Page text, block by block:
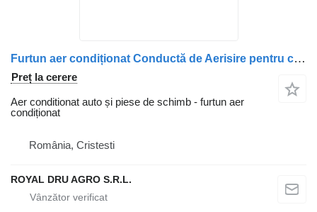
Furtun aer condiționat Conductă de Aerisire pentru camion Carter Scania 1545665 – Piese Auto de Schimb
Preț la cerere
Aer conditionat auto și piese de schimb - furtun aer
condiționat
România, Cristesti
ROYAL DRU AGRO S.R.L.